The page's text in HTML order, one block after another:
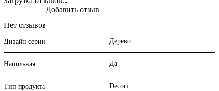
Нет отзывов
Добавить отзыв
Дизайн серии Дерево
Напольная Да
Тип продукта Decori